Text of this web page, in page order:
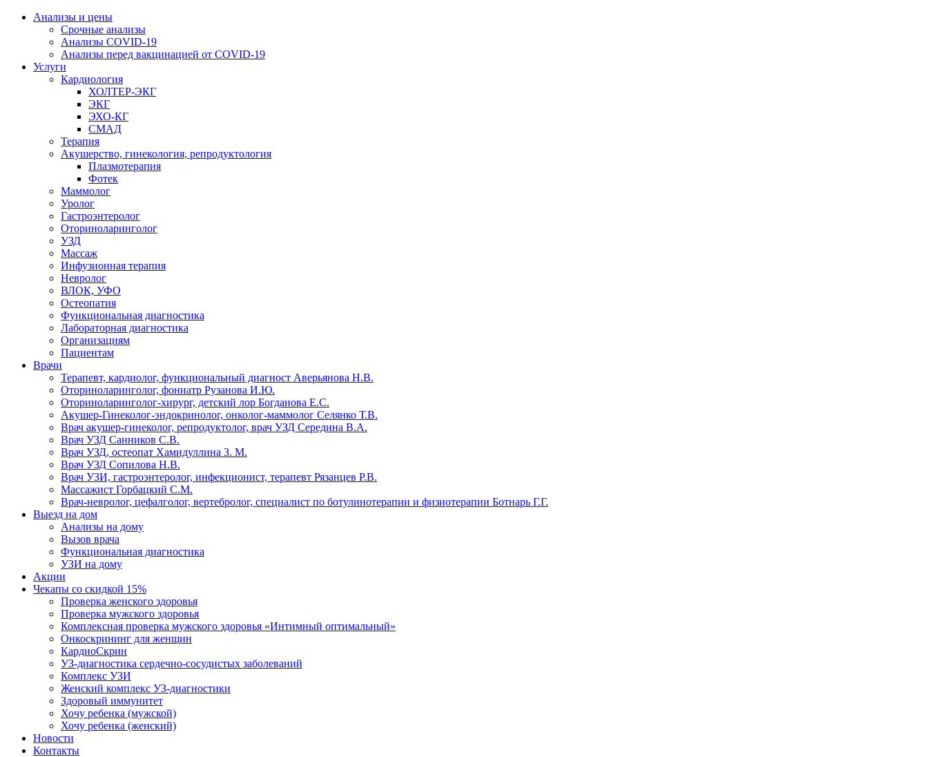
Анализы и цены
Срочные анализы
Анализы COVID-19
Анализы перед вакцинацией от COVID-19
Услуги
Кардиология
ХОЛТЕР-ЭКГ
ЭКГ
ЭХО-КГ
СМАД
Терапия
Акушерство, гинекология, репродуктология
Плазмотерапия
Фотек
Маммолог
Уролог
Гастроэнтеролог
Оториноларинголог
УЗД
Массаж
Инфузионная терапия
Невролог
ВЛОК, УФО
Остеопатия
Функциональная диагностика
Лабораторная диагностика
Организациям
Пациентам
Врачи
Терапевт, кардиолог, функциональный диагност Аверьянова Н.В.
Оториноларинголог, фониатр Рузанова И.Ю.
Оториноларинголог-хирург, детский лор Богданова Е.С.
Акушер-Гинеколог-эндокринолог, онколог-маммолог Селянко Т.В.
Врач акушер-гинеколог, репродуктолог, врач УЗД Середина В.А.
Врач УЗД Санников С.В.
Врач УЗД, остеопат Хамидуллина З. М.
Врач УЗД Сопилова Н.В.
Врач УЗИ, гастроэнтеролог, инфекционист, терапевт Рязанцев Р.В.
Массажист Горбацкий С.М.
Врач-невролог, цефалголог, вертебролог, специалист по ботулинотерапии и физиотерапии Ботнарь Г.Г.
Выезд на дом
Анализы на дому
Вызов врача
Функциональная диагностика
УЗИ на дому
Акции
Чекапы со скидкой 15%
Проверка женского здоровья
Проверка мужского здоровья
Комплексная проверка мужского здоровья «Интимный оптимальный»
Онкоcкрининг для женщин
КардиоСкрин
УЗ-диагностика сердечно-сосудистых заболеваний
Комплекс УЗИ
Женский комплекс УЗ-диагностики
Здоровый иммунитет
Хочу ребенка (мужской)
Хочу ребенка (женский)
Новости
Контакты